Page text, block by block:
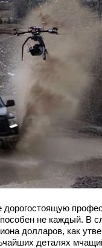
дорогостоящую
не каждый. В
долларов, как
деталях